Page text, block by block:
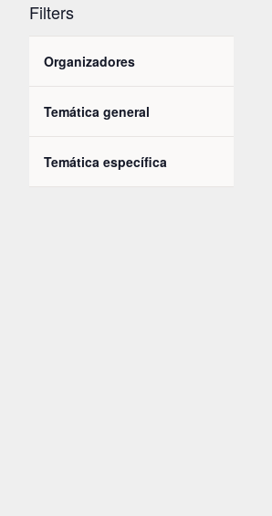
de
vistas
de
Eventos
Eventos
para
palabra
Filters
form
Organizadores
Temática general
Temática específica